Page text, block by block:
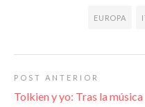
EUROPA
POST ANTERIOR
Tolkien y yo: Tras la música